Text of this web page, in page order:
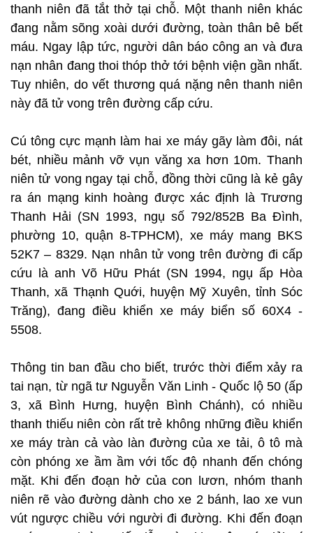
thanh niên đã tắt thở tại chỗ. Một thanh niên khác
đang nằm sõng xoài dưới đường, toàn thân bê bết
máu. Ngay lập tức, người dân báo công an và đưa
nạn nhân đang thoi thóp thở tới bệnh viện gần nhất.
Tuy nhiên, do vết thương quá nặng nên thanh niên
này đã tử vong trên đường cấp cứu.
Cú tông cực mạnh làm hai xe máy gãy làm đôi, nát
bét, nhiều mảnh vỡ vụn văng xa hơn 10m. Thanh
niên tử vong ngay tại chỗ, đồng thời cũng là kẻ gây
ra án mạng kinh hoàng được xác định là Trương
Thanh Hải (SN 1993, ngụ số 792/852B Ba Đình,
phường 10, quận 8-TPHCM), xe máy mang BKS
52K7 – 8329. Nạn nhân tử vong trên đường đi cấp
cứu là anh Võ Hữu Phát (SN 1994, ngụ ấp Hòa
Thanh, xã Thạnh Quới, huyện Mỹ Xuyên, tỉnh Sóc
Trăng), đang điều khiển xe máy biển số 60X4 -
5508.
Thông tin ban đầu cho biết, trước thời điểm xảy ra
tai nạn, từ ngã tư Nguyễn Văn Linh - Quốc lộ 50 (ấp
3, xã Bình Hưng, huyện Bình Chánh), có nhiều
thanh thiếu niên còn rất trẻ không những điều khiển
xe máy tràn cả vào làn đường của xe tải, ô tô mà
còn phóng xe ầm ầm với tốc độ nhanh đến chóng
mặt. Khi đến đoạn hở của con lươn, nhóm thanh
niên rẽ vào đường dành cho xe 2 bánh, lao xe vun
vút ngược chiều với người đi đường. Khi đến đoạn